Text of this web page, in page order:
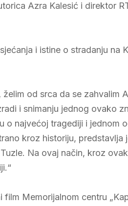
Azra Kalesić i direktor
i istine o stradanju na
od srca da se zahvalim
i snimanju jednog ovako
o najvećoj tragediji i jednom
kroz historiju, predstavlja
Na ovaj način, kroz
Memorijalnom centru